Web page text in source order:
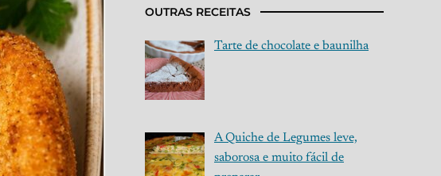
OUTRAS RECEITAS
Tarte de chocolate e baunilha
A Quiche de Legumes leve,
saborosa e muito fácil de